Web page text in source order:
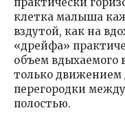
практически
клетка малыша
вздутой, как на
«дрейфа»
объем вдыхаемого
только
перегородки
полостью.